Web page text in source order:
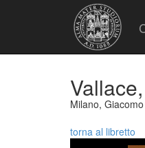
Milano,
torna al libretto